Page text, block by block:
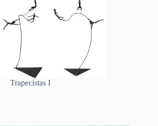
Trapecistas I